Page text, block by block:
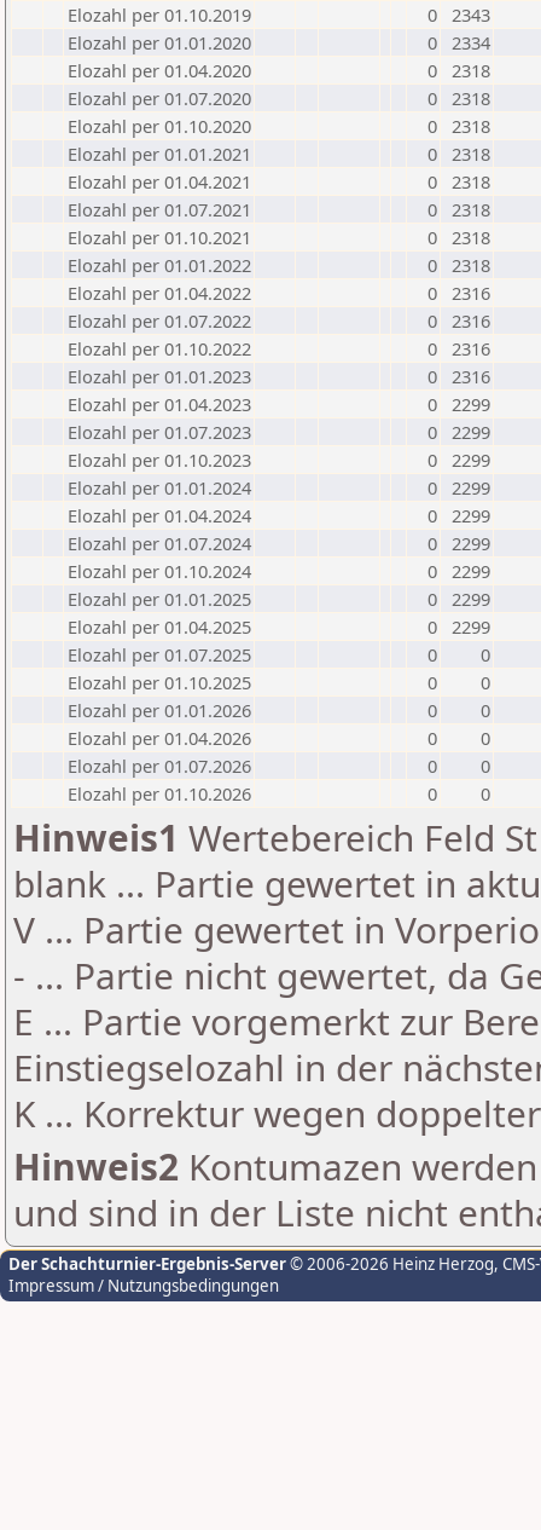
Elozahl per 01.10.2019
0 2343
Elozahl per 01.01.2020
0 2334
Elozahl per 01.04.2020
0 2318
Elozahl per 01.07.2020
0 2318
Elozahl per 01.10.2020
0 2318
Elozahl per 01.01.2021
0 2318
Elozahl per 01.04.2021
0 2318
Elozahl per 01.07.2021
0 2318
Elozahl per 01.10.2021
0 2318
Elozahl per 01.01.2022
0 2318
Elozahl per 01.04.2022
0 2316
Elozahl per 01.07.2022
0 2316
Elozahl per 01.10.2022
0 2316
Elozahl per 01.01.2023
0 2316
Elozahl per 01.04.2023
0 2299
Elozahl per 01.07.2023
0 2299
Elozahl per 01.10.2023
0 2299
Elozahl per 01.01.2024
0 2299
Elozahl per 01.04.2024
0 2299
Elozahl per 01.07.2024
0 2299
Elozahl per 01.10.2024
0 2299
Elozahl per 01.01.2025
0 2299
Elozahl per 01.04.2025
0 2299
Elozahl per 01.07.2025
0
0
Elozahl per 01.10.2025
0
0
Elozahl per 01.01.2026
0
0
Elozahl per 01.04.2026
0
0
Elozahl per 01.07.2026
0
0
Elozahl per 01.10.2026
0 0
Hinweis1 Wertebereich Feld
blank ... Partie gewertet in
V ... Partie gewertet in
- ... Partie nicht gewertet, da
E ... Partie vorgemerkt zur
Einstiegselozahl in der
K ... Korrektur wegen
Hinweis2 Kontumazen
und sind in der Liste nicht
Der Schachturnier-Ergebnis-Server© 2006-2026 Heinz Herzog,
Impressum / Nutzungsbedingungen